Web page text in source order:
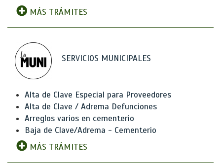
MÁS TRÁMITES
SERVICIOS MUNICIPALES
Alta de Clave Especial para Proveedores
Alta de Clave / Adrema Defunciones
Arreglos varios en cementerio
Baja de Clave/Adrema - Cementerio
MÁS TRÁMITES